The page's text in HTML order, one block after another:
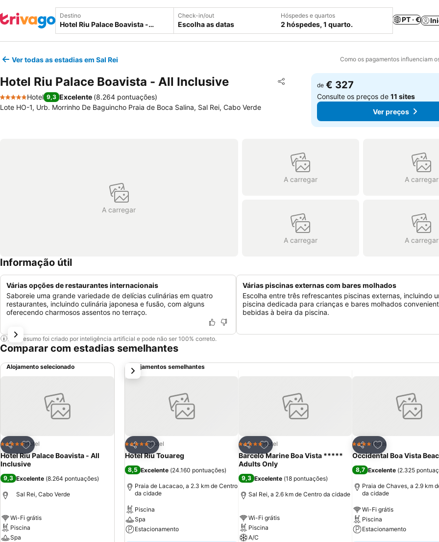
Destino Check-in/out
Escolha as datas
Hóspedes e quartos
2 hóspedes, 1 quarto.
PT · €
Ver todas as estadias em Sal Rei Como os pagamentos influenciam
Hotel Riu Palace Boavista - All Inclusive Partilhar
Adicionar aos favoritos
5 Estrelas
Hotel 9,3 Excelente (8.264 pontuações)
Lote HO-1, Urb. Morrinho De Baguincho Praia de Boca Salina, Sal Rei, Cabo Verde
de € 327
Consulte os preços de11 sites
Ver preços
A carregar
A carregar A carregar
A carregar A carregar
Informação útil
Várias opções de restaurantes internacionais
Saboreie uma grande variedade de delícias culinárias em quatro
restaurantes, incluindo culinária japonesa e fusão, com alguns
oferecendo charmosos assentos no terraço.
Várias piscinas externas com bares molhados
Escolha entre três refrescantes piscinas externas, incluindo
piscina dedicada para crianças e bares molhados
bebidas à beira da piscina.
Este resumo foi criado por inteligência artificial e pode não ser 100% correto.
Comparar com estadias semelhantes
Alojamento selecionado
Partilhar
Adicionar aos favoritos
5 EstrelasHotel
Hotel Riu Palace Boavista - All
Inclusive
9,3 Excelente (8.264 pontuações)
Sal Rei, Cabo Verde
Wi-Fi grátis
Piscina
Spa
Alojamentos semelhantes
Partilhar
Adicionar aos favoritos
5 EstrelasHotel
Hotel Riu Touareg
8,5 Excelente (24.160 pontuações)
Praia de Lacacao, a 2.3 km de Centro
da cidade
Piscina
Spa
Estacionamento
Partilhar
Adicionar aos favoritos
5 EstrelasHotel
Barceló Marine Boa Vista *****
Adults Only
9,3 Excelente (18 pontuações)
Sal Rei, a 2.6 km de Centro da cidade
Wi-Fi grátis
Piscina
A/C
Partilhar
Adicionar aos
4 EstrelasHotel
Occidental Boa Vista
8,7 Excelente (2.325
Praia de Chaves, a 2.9 km
da cidade
Wi-Fi grátis
Piscina
Estacionamento
próximo